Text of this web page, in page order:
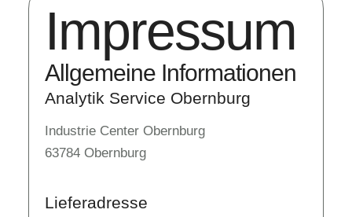
Impressum
Allgemeine Informationen
Analytik Service Obernburg
Industrie Center Obernburg
63784 Obernburg
Lieferadresse